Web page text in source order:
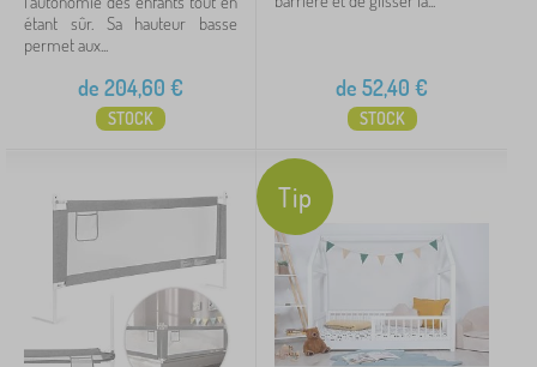
étant sûr. Sa hauteur basse
permet aux...
de 204,60 €
STOCK
de 52,40 €
STOCK
Tip